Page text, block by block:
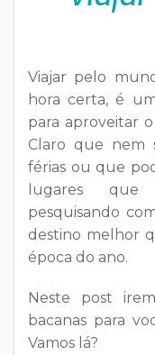
Viajar pelo
hora certa, é
para aproveitar
Claro que nem
férias ou que
lugares que
pesquisando
destino melhor
época do ano.
Neste post
bacanas para
Vamos lá?